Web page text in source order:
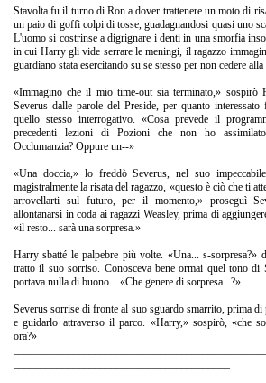
Stavolta fu il turno di Ron a dover trattenere un moto di
un paio di goffi colpi di tosse, guadagnandosi quasi uno
L'uomo si costrinse a digrignare i denti in una smorfia
in cui Harry gli vide serrare le meningi, il ragazzo
guardiano stata esercitando su se stesso per non cedere alla
«Immagino che il mio time-out sia terminato,» sospirò
Severus dalle parole del Preside, per quanto
quello stesso interrogativo. «Cosa prevede il
precedenti lezioni di Pozioni che non ho
Occlumanzia? Oppure un--»
«Una doccia,» lo freddò Severus, nel suo
magistralmente la risata del ragazzo, «questo è ciò che ti
arrovellarti sul futuro, per il momento,» proseguì
allontanarsi in coda ai ragazzi Weasley, prima di
«il resto... sarà una sorpresa.»
Harry sbatté le palpebre più volte. «Una... s-sorpresa?»
tratto il suo sorriso. Conosceva bene ormai quel tono di
portava nulla di buono... «Che genere di sorpresa...?»
Severus sorrise di fronte al suo sguardo smarrito, prima
e guidarlo attraverso il parco. «Harry,» sospirò, «che
ora?»